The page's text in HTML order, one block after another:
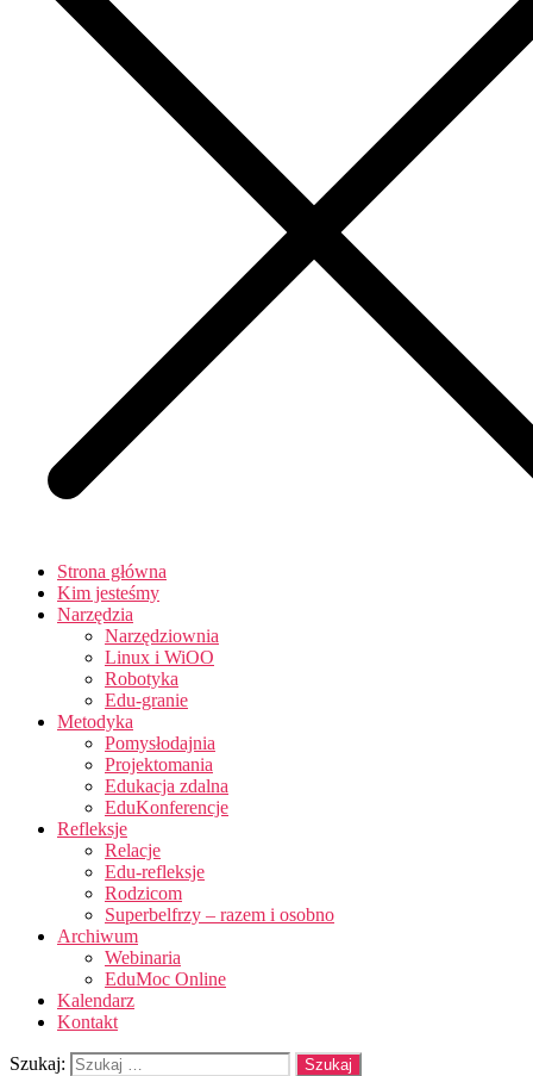
Strona główna
Kim jesteśmy
Narzędzia
Narzędziownia
Linux i WiOO
Robotyka
Edu-granie
Metodyka
Pomysłodajnia
Projektomania
Edukacja zdalna
EduKonferencje
Refleksje
Relacje
Edu-refleksje
Rodzicom
Superbelfrzy – razem i osobno
Archiwum
Webinaria
EduMoc Online
Kalendarz
Kontakt
Szukaj: